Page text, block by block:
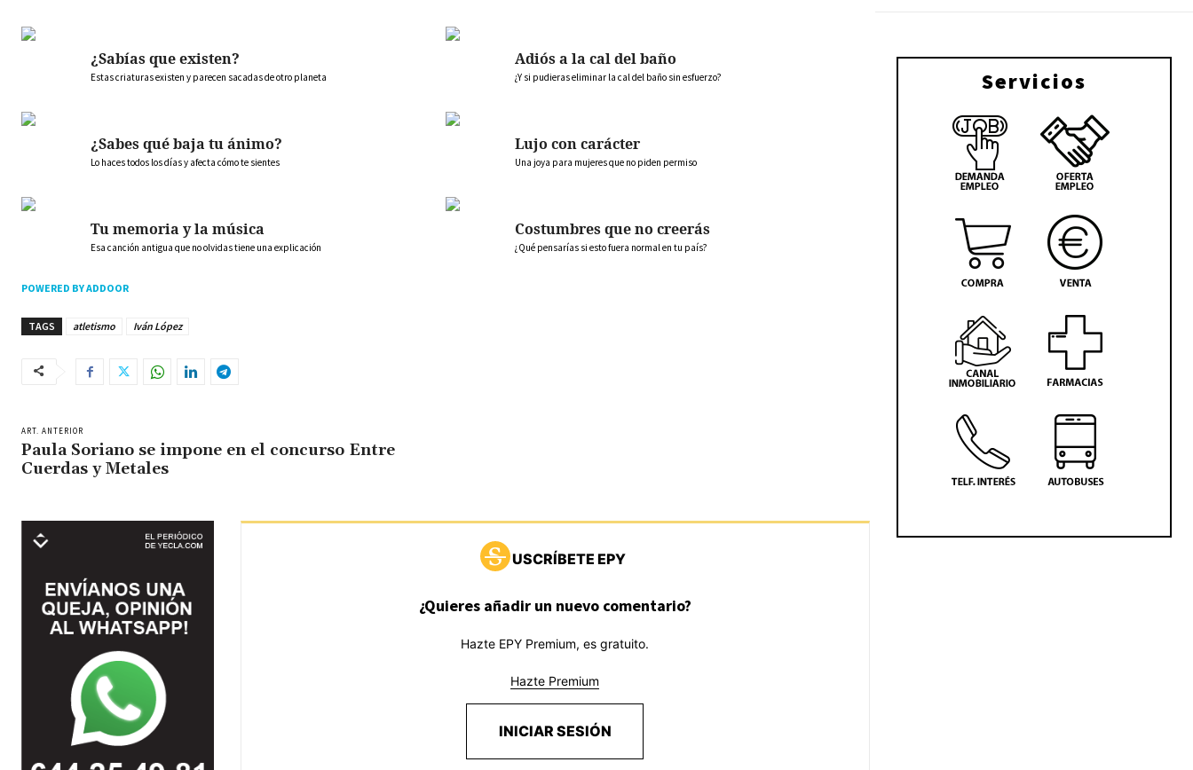
¿Sabías que existen?
Estas criaturas existen y parecen sacadas de otro planeta
Adiós a la cal del baño
¿Y si pudieras eliminar la cal del baño sin esfuerzo?
¿Sabes qué baja tu ánimo?
Lo haces todos los días y afecta cómo te sientes
Lujo con carácter
Una joya para mujeres que no piden permiso
Tu memoria y la música
Esa canción antigua que no olvidas tiene una explicación
Costumbres que no creerás
¿Qué pensarías si esto fuera normal en tu país?
POWERED BY ADDOOR
TAGS atletismo Iván López
ART. ANTERIOR
Paula Soriano se impone en el concurso Entre
Cuerdas y Metales
USCRÍBETE EPY
¿Quieres añadir un nuevo comentario?
Hazte EPY Premium, es gratuito.
Hazte Premium
INICIAR SESIÓN
Servicios